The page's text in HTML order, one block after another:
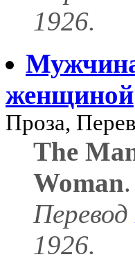
1926.
женщиной
Проза,
The
Woman.
Перевод
1926.